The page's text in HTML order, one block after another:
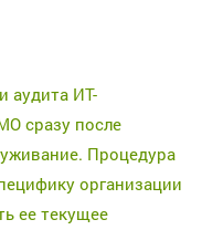
аудита ИТ-
сразу после
Процедура
организации
ее текущее